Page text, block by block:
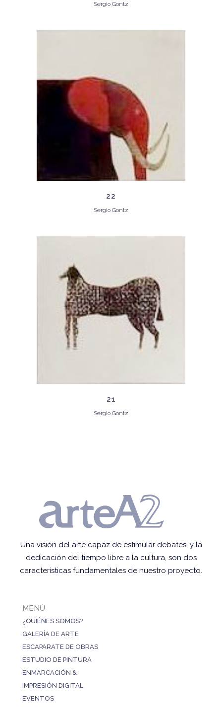
Sergio Gontz
22
Sergio Gontz
21
Sergio Gontz
Una visión del arte capaz de estimular debates, y la
dedicación del tiempo libre a la cultura, son dos
características fundamentales de nuestro proyecto.
MENÚ
¿QUIÉNES SOMOS?
GALERÍA DE ARTE
ESCAPARATE DE OBRAS
ESTUDIO DE PINTURA
ENMARCACIÓN &
IMPRESIÓN DIGITAL
EVENTOS